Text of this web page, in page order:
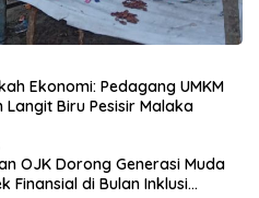
Ekonomi: Pedagang UMKM
Biru Pesisir Malaka
OJK Dorong Generasi Muda
Finansial di Bulan Inklusi